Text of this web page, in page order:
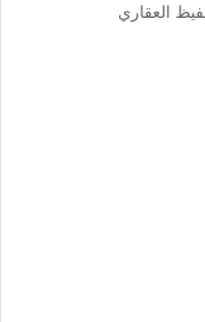
العقاري